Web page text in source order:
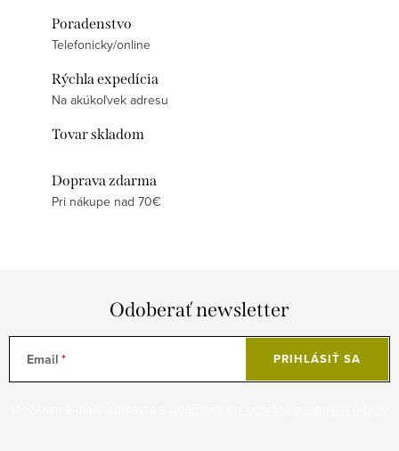
Poradenstvo
Telefonicky/online
Rýchla expedícia
Na akúkoľvek adresu
Tovar skladom
Doprava zdarma
Pri nákupe nad 70€
Odoberať newsletter
Email PRIHLÁSIŤ SA